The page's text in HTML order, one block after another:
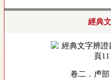
經典
卷二．虍